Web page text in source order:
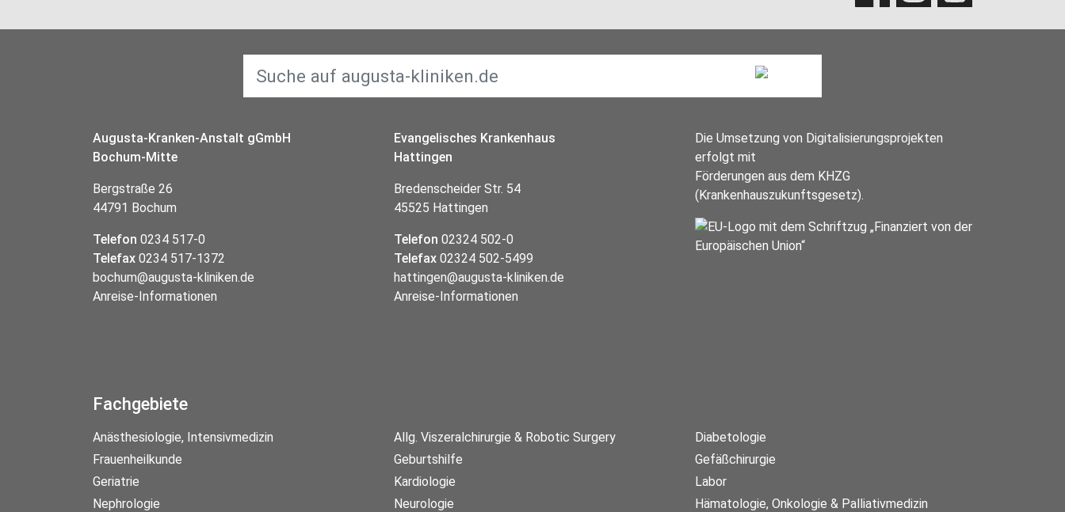
Augusta-Kranken-Anstalt gGmbH
Bochum-Mitte
Bergstraße 26
44791 Bochum
Telefon 0234 517-0
Telefax 0234 517-1372
bochum@augusta-kliniken.de
Anreise-Informationen
Evangelisches Krankenhaus
Hattingen
Bredenscheider Str. 54
45525 Hattingen
Telefon 02324 502-0
Telefax02324 502-5499
hattingen@augusta-kliniken.de
Anreise-Informationen
Die Umsetzung von Digitalisierungsprojekten
erfolgt mit
Förderungen aus dem KHZG
(Krankenhauszukunftsgesetz).
Fachgebiete
Anästhesiologie, Intensivmedizin Allg. Viszeralchirurgie & Robotic Surgery
Diabetologie
Frauenheilkunde
Geburtshilfe
Gefäßchirurgie
Geriatrie
Kardiologie
Labor
Nephrologie
Neurologie
Hämatologie, Onkologie & Palliativmedizin